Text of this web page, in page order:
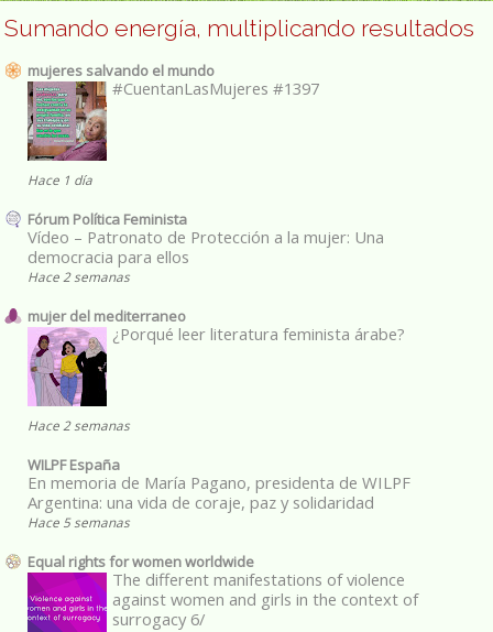
Sumando energía, multiplicando resultados
mujeres salvando el mundo
#CuentanLasMujeres #1397
Hace 1 día
Fórum Política Feminista
Vídeo – Patronato de Protección a la mujer: Una
democracia para ellos
Hace 2 semanas
mujer del mediterraneo
¿Porqué leer literatura feminista árabe?
Hace 2 semanas
WILPF España
En memoria de María Pagano, presidenta de WILPF
Argentina: una vida de coraje, paz y solidaridad
Hace 5 semanas
Equal rights for women worldwide
The different manifestations of violence
against women and girls in the context of
surrogacy 6/